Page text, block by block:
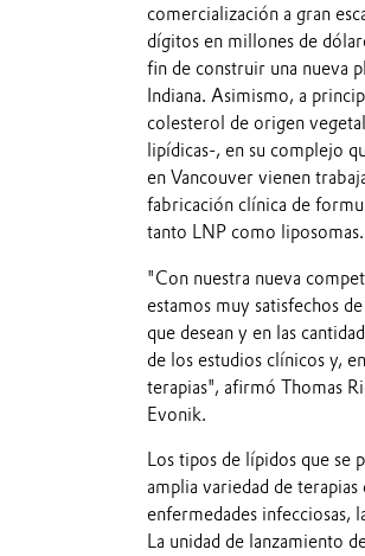
comercialización a gran
dígitos en millones de
fin de construir una nueva
Indiana. Asimismo, a
colesterol de origen
lipídicas-, en su complejo
en Vancouver vienen
fabricación clínica de
tanto LNP como liposomas.
"Con nuestra nueva
estamos muy satisfechos
que desean y en las
de los estudios clínicos y,
terapias", afirmó Thomas
Evonik.
Los tipos de lípidos que se
amplia variedad de
enfermedades infecciosas,
La unidad de lanzamiento